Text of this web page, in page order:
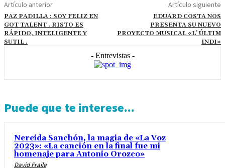
Artículo anterior
PAZ PADILLA : SOY FELIZ EN
GOT TALENT . RISTO ES
RÁPIDO, INTELIGENTE Y
SUTIL .
Artículo siguiente
EDUARD COSTA NOS
PRESENTA SU NUEVO
PROYECTO MUSICAL «L’ ÚLTIM
INDI»
- Entrevistas -
Puede que te interese...
Nereida Sanchón, la magia de «La Voz
2023»: «La canción en la final fue mi
homenaje para Antonio Orozco»
David Fraile